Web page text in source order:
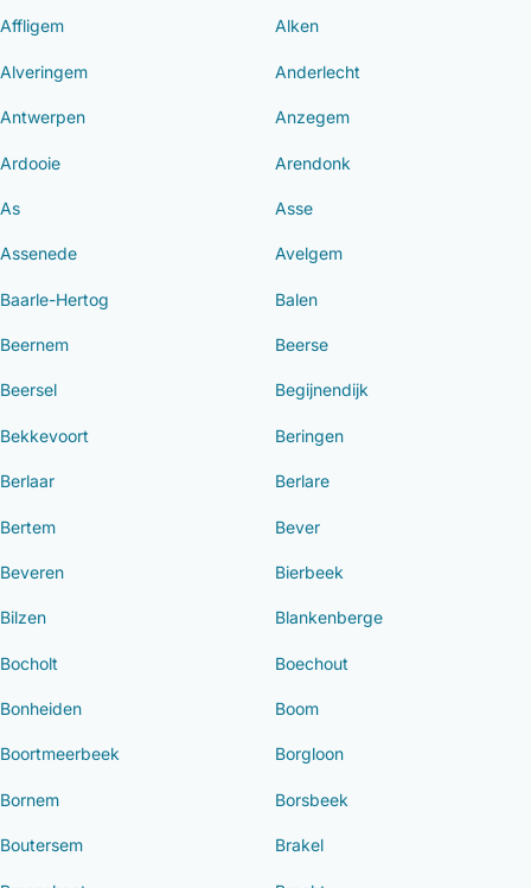
Affligem Alken
Alveringem Anderlecht
Antwerpen Anzegem
Ardooie Arendonk
As Asse
Assenede Avelgem
Baarle-Hertog Balen
Beernem Beerse
Beersel Begijnendijk
Bekkevoort Beringen
Berlaar Berlare
Bertem Bever
Beveren Bierbeek
Bilzen Blankenberge
Bocholt Boechout
Bonheiden Boom
Boortmeerbeek Borgloon
Bornem Borsbeek
Boutersem Brakel